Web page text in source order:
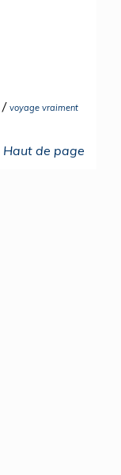
/ voyage vraiment
Haut de page